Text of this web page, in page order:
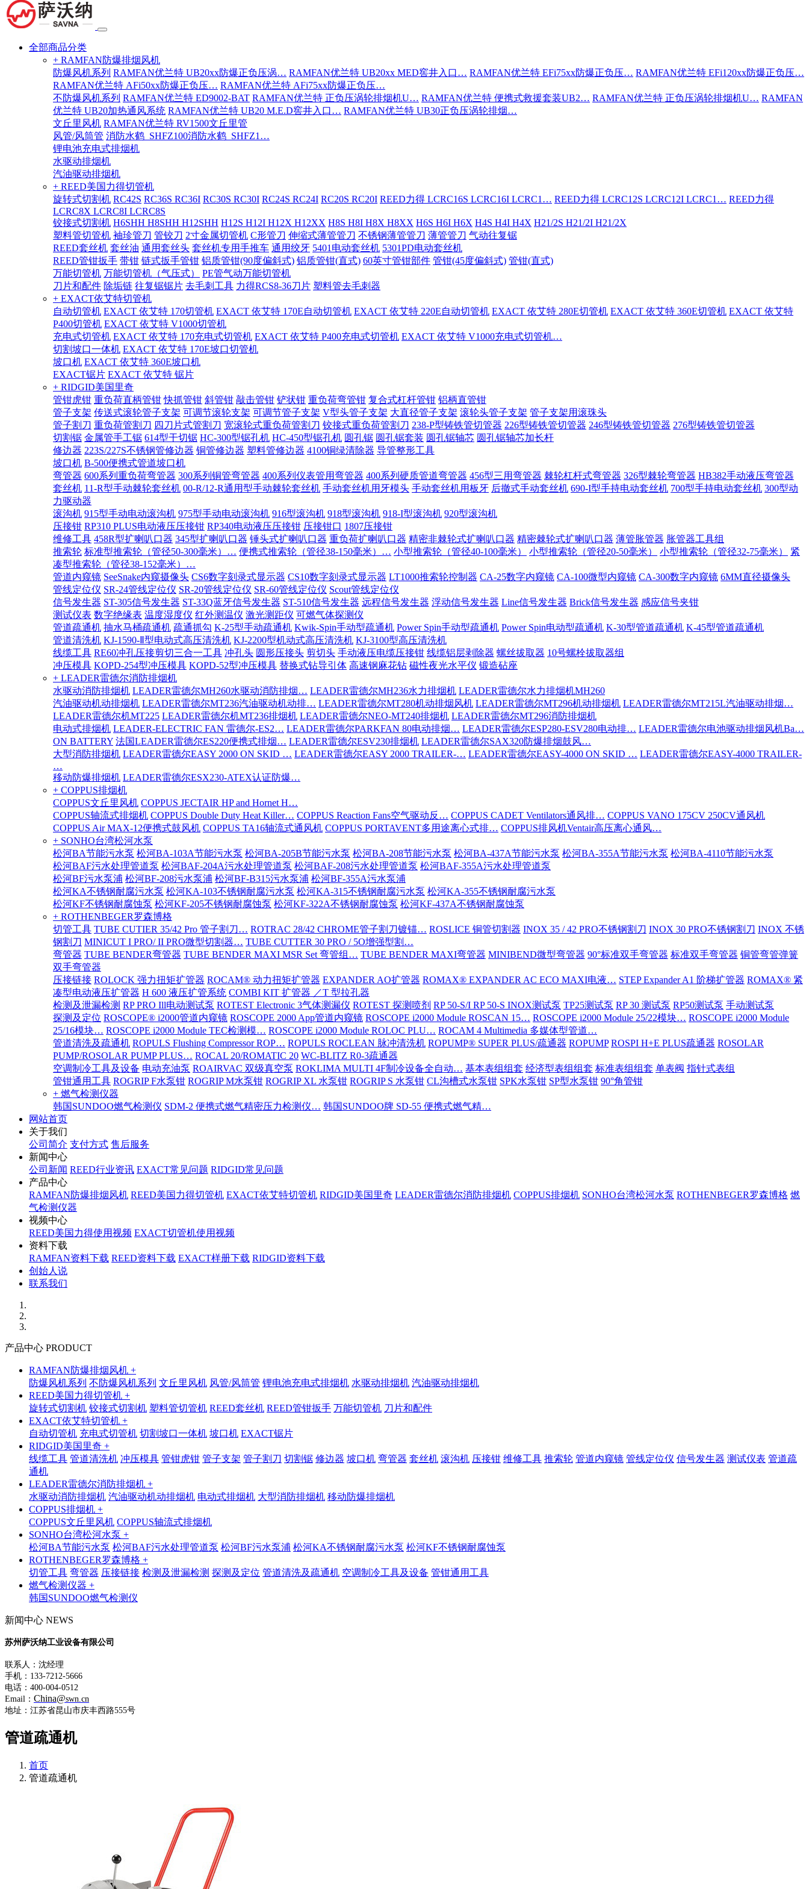
全部商品分类
+ RAMFAN防爆排烟风机
防爆风机系列 RAMFAN优兰特 UB20xx防爆正负压涡… RAMFAN优兰特 UB20xx MED窖井入口… RAMFAN优兰特 EFi75xx防爆正负压… RAMFAN优兰特 EFi120xx防爆正负压…
RAMFAN优兰特 AFi50xx防爆正负压… RAMFAN优兰特 AFi75xx防爆正负压…
不防爆风机系列 RAMFAN优兰特 ED9002-BAT RAMFAN优兰特 正负压涡轮排烟机U… RAMFAN优兰特 便携式救援套装UB2… RAMFAN优兰特 正负压涡轮排烟机U… RAMFAN
优兰特 UB20加热通风系统 RAMFAN优兰特 UB20 M.E.D窖井入口… RAMFAN优兰特 UB30正负压涡轮排烟…
文丘里风机 RAMFAN优兰特 RV1500文丘里管
风管/风筒管 消防水鹤_SHFZ100消防水鹤_SHFZ1…
锂电池充电式排烟机
水驱动排烟机
汽油驱动排烟机
+ REED美国力得切管机
旋转式切割机 RC42S RC36S RC36I RC30S RC30I RC24S RC24I RC20S RC20I REED力得 LCRC16S LCRC16I LCRC1… REED力得 LCRC12S LCRC12I LCRC1… REED力得
LCRC8X LCRC8I LCRC8S
铰接式切割机 H6SHH H8SHH H12SHH H12S H12I H12X H12XX H8S H8I H8X H8XX H6S H6I H6X H4S H4I H4X H21/2S H21/2I H21/2X
塑料管切管机 袖珍管刀 管铰刀 2寸金属切管机 C形管刀 伸缩式薄管管刀 不锈钢薄管管刀 薄管管刀 气动往复锯
REED套丝机 套丝油 通用套丝头 套丝机专用手推车 通用绞牙 5401电动套丝机 5301PD电动套丝机
REED管钳扳手 带钳 链式扳手管钳 铝质管钳(90度偏斜式) 铝质管钳(直式) 60英寸管钳部件 管钳(45度偏斜式) 管钳(直式)
万能切管机 万能切管机（气压式）
PE管气动万能切管机
刀片和配件 除垢链 往复锯锯片 去毛刺工具 力得RCS8-36刀片 塑料管去毛刺器
+ EXACT依艾特切管机
自动切管机 EXACT 依艾特 170切管机 EXACT 依艾特 170E自动切管机 EXACT 依艾特 220E自动切管机 EXACT 依艾特 280E切管机 EXACT 依艾特 360E切管机 EXACT 依艾特
P400切管机 EXACT 依艾特 V1000切管机
充电式切管机 EXACT 依艾特 170充电式切管机 EXACT 依艾特 P400充电式切管机 EXACT 依艾特 V1000充电式切管机…
切割坡口一体机 EXACT 依艾特 170E坡口切管机
坡口机 EXACT 依艾特 360E坡口机
EXACT锯片 EXACT 依艾特 锯片
+ RIDGID美国里奇
管钳虎钳 重负荷直柄管钳 快抓管钳 斜管钳 敲击管钳 铲状钳 重负荷弯管钳 复合式杠杆管钳 铝柄直管钳
管子支架 传送式滚轮管子支架 可调节滚轮支架 可调节管子支架 V型头管子支架 大直径管子支架 滚轮头管子支架 管子支架用滚珠头
管子割刀 重负荷管割刀 四刀片式管割刀 宽滚轮式重负荷管割刀 铰接式重负荷管割刀 238-P型铸铁管切管器 226型铸铁管切管器 246型铸铁管切管器 276型铸铁管切管器
切割锯 金属管手工锯 614型干切锯 HC-300型锯孔机 HC-450型锯孔机 圆孔锯 圆孔锯套装 圆孔锯轴芯 圆孔锯轴芯加长杆
修边器 223S/227S不锈钢管修边器 铜管修边器 塑料管修边器 4100铜绿清除器 导管整形工具
坡口机 B-500便携式管道坡口机
弯管器 600系列重负荷弯管器 300系列铜管弯管器 400系列仪表管用弯管器 400系列硬质管道弯管器 456型三用弯管器 棘轮杠杆式弯管器 326型棘轮弯管器 HB382手动液压弯管器
套丝机 11-R型手动棘轮套丝机 00-R/12-R通用型手动棘轮套丝机 手动套丝机用牙模头 手动套丝机用板牙 后撤式手动套丝机 690-I型手持电动套丝机 700型手持电动套丝机 300型动
力驱动器
滚沟机 915型手动电动滚沟机 975型手动电动滚沟机 916型滚沟机 918型滚沟机 918-I型滚沟机 920型滚沟机
压接钳 RP310 PLUS电动液压压接钳 RP340电动液压压接钳 压接钳口 1807压接钳
维修工具 458R型扩喇叭口器 345型扩喇叭口器 锤头式扩喇叭口器 重负荷扩喇叭口器 精密非棘轮式扩喇叭口器 精密棘轮式扩喇叭口器 薄管胀管器 胀管器工具组
推索轮 标准型推索轮（管径50-300毫米）… 便携式推索轮（管径38-150毫米）… 小型推索轮（管径40-100毫米） 小型推索轮（管径20-50毫米） 小型推索轮（管径32-75毫米）
紧
凑型推索轮（管径38-152毫米）…
管道内窥镜 SeeSnake内窥摄像头 CS6数字刻录式显示器 CS10数字刻录式显示器 LT1000推索轮控制器 CA-25数字内窥镜 CA-100微型内窥镜 CA-300数字内窥镜 6MM直径摄像头
管线定位仪 SR-24管线定位仪 SR-20管线定位仪 SR-60管线定位仪 Scout管线定位仪
信号发生器 ST-305信号发生器 ST-33Q蓝牙信号发生器 ST-510信号发生器 远程信号发生器 浮动信号发生器 Line信号发生器 Brick信号发生器 感应信号夹钳
测试仪表 数字绝缘表 温度湿度仪 红外测温仪 激光测距仪 可燃气体探测仪
管道疏通机 抽水马桶疏通机 疏通抓勾 K-25型手动疏通机 Kwik-Spin手动型疏通机 Power Spin手动型疏通机 Power Spin电动型疏通机 K-30型管道疏通机 K-45型管道疏通机
管道清洗机 KJ-1590-Ⅱ型电动式高压清洗机 KJ-2200型机动式高压清洗机 KJ-3100型高压清洗机
线缆工具 RE60冲孔压接剪切三合一工具 冲孔头 圆形压接头 剪切头 手动液压电缆压接钳 线缆铝层剥除器 螺丝拔取器 10号螺栓拔取器组
冲压模具 KOPD-254型冲压模具 KOPD-52型冲压模具 替换式钻导引体 高速钢麻花钻 磁性夜光水平仪 锻造砧座
+ LEADER雷德尔消防排烟机
水驱动消防排烟机 LEADER雷德尔MH260水驱动消防排烟… LEADER雷德尔MH236水力排烟机 LEADER雷德尔水力排烟机MH260
汽油驱动机动排烟机 LEADER雷德尔MT236汽油驱动机动排… LEADER雷德尔MT280机动排烟风机 LEADER雷德尔MT296机动排烟机 LEADER雷德尔MT215L汽油驱动排烟…
LEADER雷德尔机MT225 LEADER雷德尔机MT236排烟机 LEADER雷德尔NEO-MT240排烟机 LEADER雷德尔MT296消防排烟机
电动式排烟机 LEADER-ELECTRIC FAN 雷德尔-ES2… LEADER雷德尔PARKFAN 80电动排烟… LEADER雷德尔ESP280-ESV280电动排… LEADER雷德尔电池驱动排烟风机Ba…
ON BATTERY 法国LEADER雷德尔ES220便携式排烟… LEADER雷德尔ESV230排烟机 LEADER雷德尔SAX320防爆排烟鼓风…
大型消防排烟机 LEADER雷德尔EASY 2000 ON SKID … LEADER雷德尔EASY 2000 TRAILER-… LEADER雷德尔EASY-4000 ON SKID … LEADER雷德尔EASY-4000 TRAILER-
…
移动防爆排烟机 LEADER雷德尔ESX230-ATEX认证防爆…
+ COPPUS排烟机
COPPUS文丘里风机 COPPUS JECTAIR HP and Hornet H…
COPPUS轴流式排烟机 COPPUS Double Duty Heat Killer… COPPUS Reaction Fans空气驱动反… COPPUS CADET Ventilators通风排… COPPUS VANO 175CV 250CV通风机
COPPUS Air MAX-12便携式鼓风机 COPPUS TA16轴流式通风机 COPPUS PORTAVENT多用途离心式排… COPPUS排风机Ventair高压离心通风…
+ SONHO台湾松河水泵
松河BA节能污水泵 松河BA-103A节能污水泵 松河BA-205B节能污水泵 松河BA-208节能污水泵 松河BA-437A节能污水泵 松河BA-355A节能污水泵 松河BA-4110节能污水泵
松河BAF污水处理管道泵 松河BAF-204A污水处理管道泵 松河BAF-208污水处理管道泵 松河BAF-355A污水处理管道泵
松河BF污水泵浦 松河BF-208污水泵浦 松河BF-B315污水泵浦 松河BF-355A污水泵浦
松河KA不锈钢耐腐污水泵 松河KA-103不锈钢耐腐污水泵 松河KA-315不锈钢耐腐污水泵 松河KA-355不锈钢耐腐污水泵
松河KF不锈钢耐腐蚀泵 松河KF-205不锈钢耐腐蚀泵 松河KF-322A不锈钢耐腐蚀泵 松河KF-437A不锈钢耐腐蚀泵
+ ROTHENBEGER罗森博格
切管工具 TUBE CUTIER 35/42 Pro 管子割刀… ROTRAC 28/42 CHROME管子割刀镀锚… ROSLICE 铜管切割器 INOX 35 / 42 PRO不锈钢割刀 INOX 30 PRO不锈钢割刀 INOX 不锈
钢割刀 MINICUT I PRO/ II PRO微型切割器… TUBE CUTTER 30 PRO / 5O增强型割…
弯管器 TUBE BENDER弯管器 TUBE BENDER MAXI MSR Set 弯管组… TUBE BENDER MAXI弯管器 MINIBEND微型弯管器 90°标准双手弯管器 标准双手弯管器 铜管弯管弹簧
双手弯管器
压接链接 ROLOCK 强力扭矩扩管器 ROCAM® 动力扭矩扩管器 EXPANDER AO扩管器 ROMAX® EXPANDER AC ECO MAXI电液… STEP Expander A1 阶梯扩管器 ROMAX® 紧
凑型电动液压扩管器 H 600 液压扩管系统 COMBI KIT 扩管器 ／T 型拉孔器
检测及泄漏检测 RP PRO Ill电动测试泵 ROTEST Electronic 3气体测漏仪 ROTEST 探测喷剂 RP 50-S/I RP 50-S INOX测试泵 TP25测试泵 RP 30 测试泵 RP50测试泵 手动测试泵
探测及定位 ROSCOPE® i2000管道内窥镜 ROSCOPE 2000 App管道内窥镜 ROSCOPE i2000 Module ROSCAN 15… ROSCOPE i2000 Module 25/22模块… ROSCOPE i2000 Module
25/16模块… ROSCOPE i2000 Module TEC检测模… ROSCOPE i2000 Module ROLOC PLU… ROCAM 4 Multimedia 多媒体型管道…
管道清洗及疏通机 ROPULS Flushing Compressor ROP… ROPULS ROCLEAN 脉冲清洗机 ROPUMP® SUPER PLUS/疏通器 ROPUMP ROSPI H+E PLUS疏通器 ROSOLAR
PUMP/ROSOLAR PUMP PLUS… ROCAL 20/ROMATIC 20 WC-BLITZ R0-3疏通器
空调制冷工具及设备 电动充油泵 ROAIRVAC 双级真空泵 ROKLIMA MULTI 4F制冷设备全自动… 基本表组组套 经济型表组组套 标准表组组套 单表阀 指针式表组
管钳通用工具 ROGRIP F水泵钳 ROGRIP M水泵钳 ROGRIP XL 水泵钳 ROGRIP S 水泵钳 CL沟槽式水泵钳 SPK水泵钳 SP型水泵钳 90°角管钳
+ 燃气检测仪器
韩国SUNDOO燃气检测仪 SDM-2 便携式燃气精密压力检测仪… 韩国SUNDOO牌 SD-55 便携式燃气精…
网站首页
关于我们
公司简介 支付方式 售后服务
新闻中心
公司新闻 REED行业资讯 EXACT常见问题 RIDGID常见问题
产品中心
RAMFAN防爆排烟风机 REED美国力得切管机 EXACT依艾特切管机 RIDGID美国里奇 LEADER雷德尔消防排烟机 COPPUS排烟机 SONHO台湾松河水泵 ROTHENBEGER罗森博格 燃
气检测仪器
视频中心
REED美国力得使用视频 EXACT切管机使用视频
资料下载
RAMFAN资料下载 REED资料下载 EXACT样册下载 RIDGID资料下载
创始人说
联系我们
产品中心 PRODUCT
RAMFAN防爆排烟风机 +
防爆风机系列 不防爆风机系列 文丘里风机 风管/风筒管 锂电池充电式排烟机 水驱动排烟机 汽油驱动排烟机
REED美国力得切管机 +
旋转式切割机 铰接式切割机 塑料管切管机 REED套丝机 REED管钳扳手 万能切管机 刀片和配件
EXACT依艾特切管机 +
自动切管机 充电式切管机 切割坡口一体机 坡口机 EXACT锯片
RIDGID美国里奇 +
线缆工具 管道清洗机 冲压模具 管钳虎钳 管子支架 管子割刀 切割锯 修边器 坡口机 弯管器 套丝机 滚沟机 压接钳 维修工具 推索轮 管道内窥镜 管线定位仪 信号发生器 测试仪表 管道疏
通机
LEADER雷德尔消防排烟机 +
水驱动消防排烟机 汽油驱动机动排烟机 电动式排烟机 大型消防排烟机 移动防爆排烟机
COPPUS排烟机 +
COPPUS文丘里风机 COPPUS轴流式排烟机
SONHO台湾松河水泵 +
松河BA节能污水泵 松河BAF污水处理管道泵 松河BF污水泵浦 松河KA不锈钢耐腐污水泵 松河KF不锈钢耐腐蚀泵
ROTHENBEGER罗森博格 +
切管工具 弯管器 压接链接 检测及泄漏检测 探测及定位 管道清洗及疏通机 空调制冷工具及设备 管钳通用工具
燃气检测仪器 +
韩国SUNDOO燃气检测仪
新闻中心 NEWS
苏州萨沃纳工业设备有限公司
联系人：沈经理
手机：133-7212-5666
电话：400-004-0512
Email： China@swn.cn
地址：江苏省昆山市庆丰西路555号
管道疏通机
首页
管道疏通机